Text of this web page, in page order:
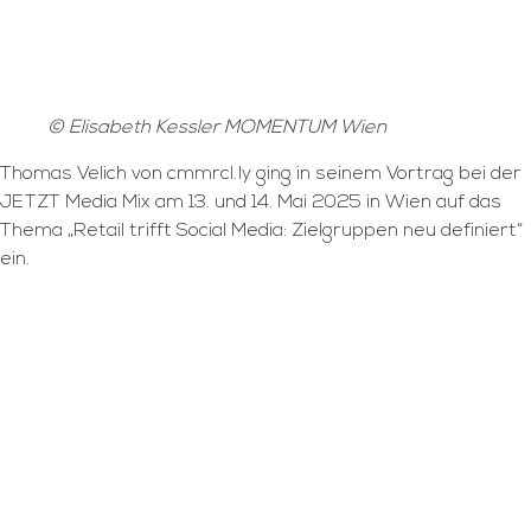
© Elisabeth Kessler MOMENTUM Wien
Thomas Velich von cmmrcl.ly ging in seinem Vortrag bei der
JETZT Media Mix am 13. und 14. Mai 2025 in Wien auf das
Thema „Retail trifft Social Media: Zielgruppen neu definiert“
ein.